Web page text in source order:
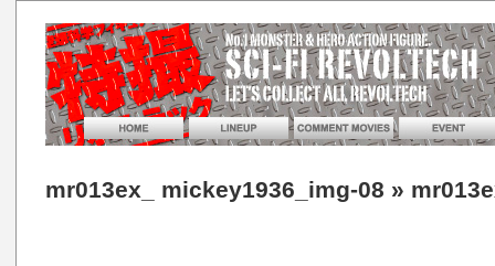
mr013ex_ mickey1936_img-08 »